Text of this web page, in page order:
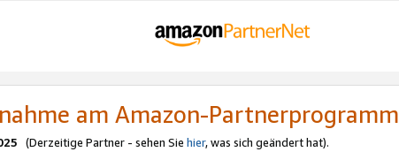
am Amazon-Partnerprogramm
(Derzeitige Partner - sehen Sie hier, was sich geändert hat).